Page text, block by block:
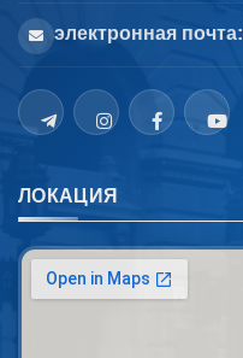
электронная почта:
ЛОКАЦИЯ